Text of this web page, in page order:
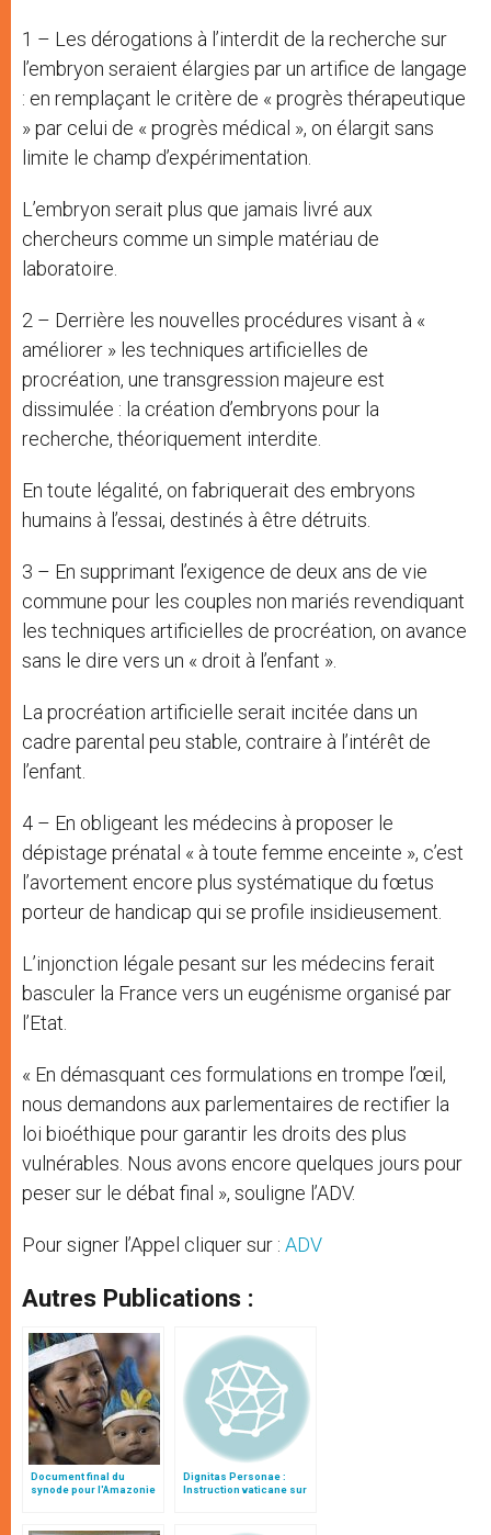
1 – Les dérogations à l’interdit de la recherche sur
l’embryon seraient élargies par un artifice de langage
: en remplaçant le critère de « progrès thérapeutique
» par celui de « progrès médical », on élargit sans
limite le champ d’expérimentation.
L’embryon serait plus que jamais livré aux
chercheurs comme un simple matériau de
laboratoire.
2 – Derrière les nouvelles procédures visant à «
améliorer » les techniques artificielles de
procréation, une transgression majeure est
dissimulée : la création d’embryons pour la
recherche, théoriquement interdite.
En toute légalité, on fabriquerait des embryons
humains à l’essai, destinés à être détruits.
3 – En supprimant l’exigence de deux ans de vie
commune pour les couples non mariés revendiquant
les techniques artificielles de procréation, on avance
sans le dire vers un « droit à l’enfant ».
La procréation artificielle serait incitée dans un
cadre parental peu stable, contraire à l’intérêt de
l’enfant.
4 – En obligeant les médecins à proposer le
dépistage prénatal « à toute femme enceinte », c’est
l’avortement encore plus systématique du fœtus
porteur de handicap qui se profile insidieusement.
L’injonction légale pesant sur les médecins ferait
basculer la France vers un eugénisme organisé par
l’Etat.
« En démasquant ces formulations en trompe l’œil,
nous demandons aux parlementaires de rectifier la
loi bioéthique pour garantir les droits des plus
vulnérables. Nous avons encore quelques jours pour
peser sur le débat final », souligne l’ADV.
Pour signer l’Appel cliquer sur : ADV
Autres Publications :
Document final du
synode pour l'Amazonie
Dignitas Personae :
Instruction vaticane sur